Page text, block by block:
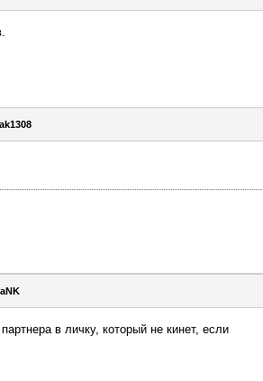
в личку, который не кинет, если